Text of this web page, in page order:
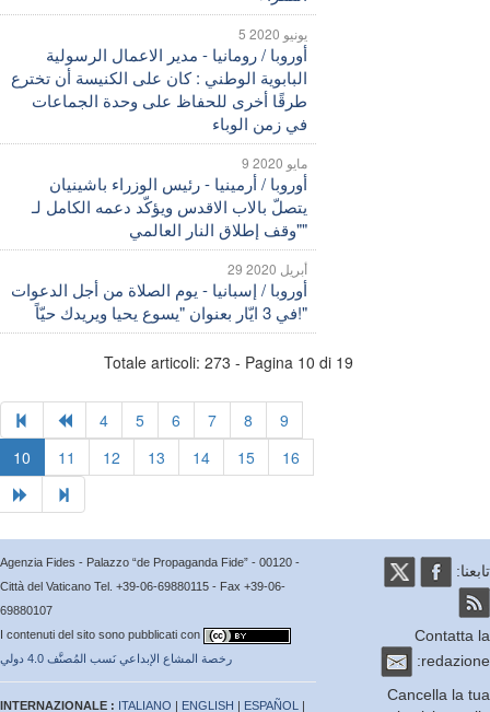
5 يونيو 2020
أوروبا / رومانيا - مدير الاعمال الرسولية
البابوية الوطني : كان على الكنيسة أن تخترع
طرقًا أخرى للحفاظ على وحدة الجماعات
في زمن الوباء
9 مايو 2020
أوروبا / أرمينيا - رئيس الوزراء باشينيان
يتصلّ بالاب الاقدس ويؤكّد دعمه الكامل لـ
29 أبريل 2020
أوروبا / إسبانيا - يوم الصلاة من أجل الدعوات
Totale articoli: 273 - Pagina 10 di 19
14 15
Agenzia Fides - Palazzo “de Propaganda Fide” - 00120 -
Città del Vaticano Tel. +39-06-69880115 - Fax +39-06-
69880107
I contenuti del sito sono pubblicati con
رخصة المشاع الإبداعي نَسب المُصنَّف 4.0 دولي
INTERNAZIONALE :ITALIANO|ENGLISH|ESPAÑOL
Cancella la